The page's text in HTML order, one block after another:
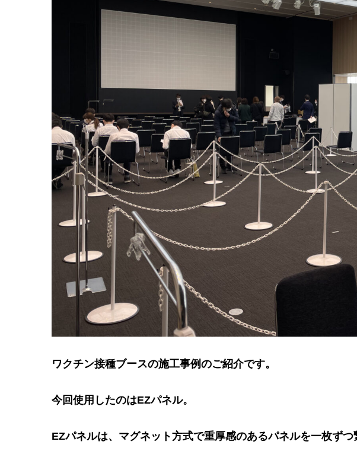
ワクチン接種ブースの施工事例のご紹介です。
今回使用したのはEZパネル。
EZパネルは、マグネット方式で重厚感のあるパネルを一枚ず